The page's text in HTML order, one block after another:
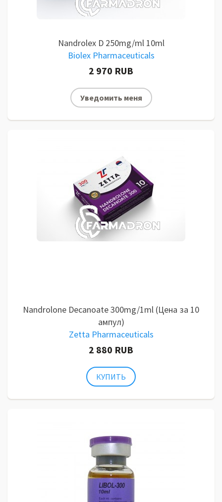
Nandrolex D 250mg/ml 10ml
Biolex Pharmaceuticals
2 970 RUB
Уведомить меня
Nandrolone Decanoate 300mg/1ml (Цена за 10
ампул)
Zetta Pharmaceuticals
2 880 RUB